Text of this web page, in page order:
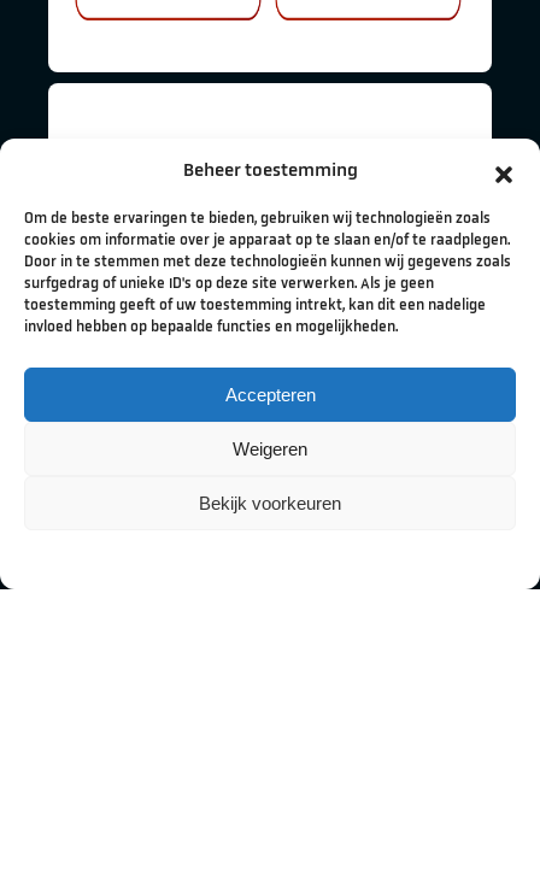
Beheer toestemming
Om de beste ervaringen te bieden, gebruiken wij technologieën zoals
cookies om informatie over je apparaat op te slaan en/of te raadplegen.
Door in te stemmen met deze technologieën kunnen wij gegevens zoals
surfgedrag of unieke ID's op deze site verwerken. Als je geen
toestemming geeft of uw toestemming intrekt, kan dit een nadelige
invloed hebben op bepaalde functies en mogelijkheden.
Accepteren
Weigeren
Bekijk voorkeuren